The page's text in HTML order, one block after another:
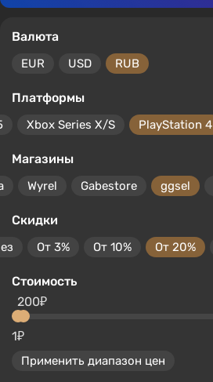
Валюта
EUR USD RUB
Платформы
Xbox Series X/S PlayStation 4
Магазины
Wyrel Gabestore ggsel
Скидки
От 3% От 10% От 20%
Стоимость
1₽
200₽
Применить диапазон цен